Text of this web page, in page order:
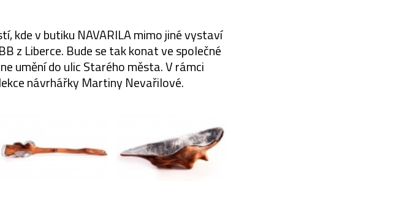
kde v butiku NAVARILA mimo jiné vystaví
z Liberce. Bude se tak konat ve společné
umění do ulic Starého města. V rámci
návrhářky Martiny Nevařilové.